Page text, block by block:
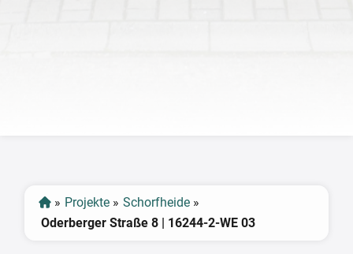
» Projekte » Schorfheide »
Oderberger Straße 8 | 16244-2-WE 03